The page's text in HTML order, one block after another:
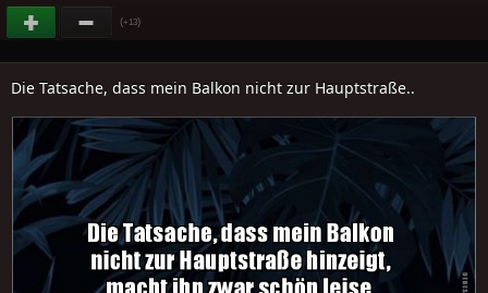
(+13)
Die Tatsache, dass mein Balkon nicht zur Hauptstraße..